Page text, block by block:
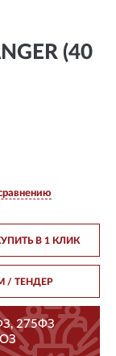
(40
В 1 КЛИК
/ ТЕНДЕР
275ФЗ